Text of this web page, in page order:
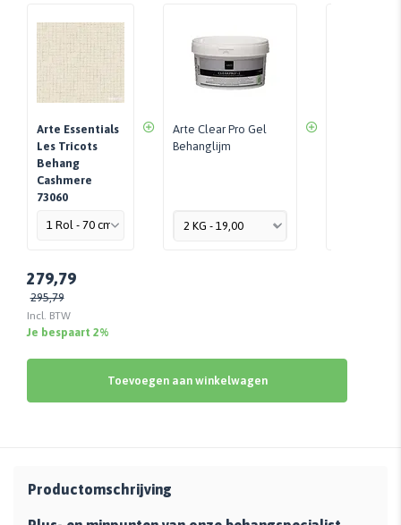
Arte Essentials
Les Tricots
Behang
Cashmere
73060
Arte Clear Pro Gel
Behanglijm
279,79
295,79
Incl. BTW
Je bespaart 2%
Toevoegen aan winkelwagen
Productomschrijving